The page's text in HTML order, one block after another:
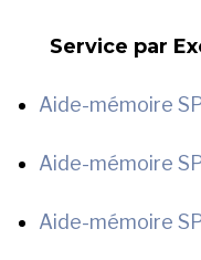
Service par
Aide-mémoire
Aide-mémoire
Aide-mémoire